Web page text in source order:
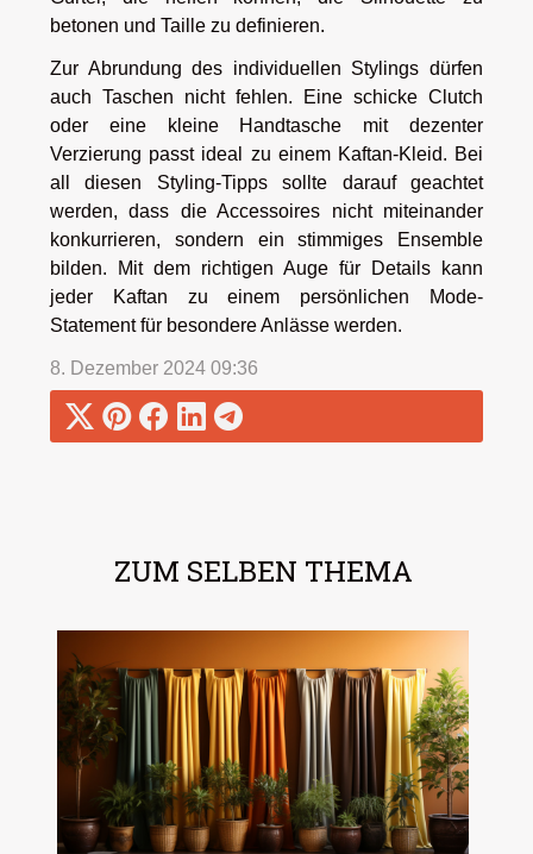
betonen und Taille zu definieren.
Zur Abrundung des individuellen Stylings dürfen
auch Taschen nicht fehlen. Eine schicke Clutch
oder eine kleine Handtasche mit dezenter
Verzierung passt ideal zu einem Kaftan-Kleid. Bei
all diesen Styling-Tipps sollte darauf geachtet
werden, dass die Accessoires nicht miteinander
konkurrieren, sondern ein stimmiges Ensemble
bilden. Mit dem richtigen Auge für Details kann
jeder Kaftan zu einem persönlichen Mode-
Statement für besondere Anlässe werden.
8. Dezember 2024 09:36
ZUM SELBEN THEMA